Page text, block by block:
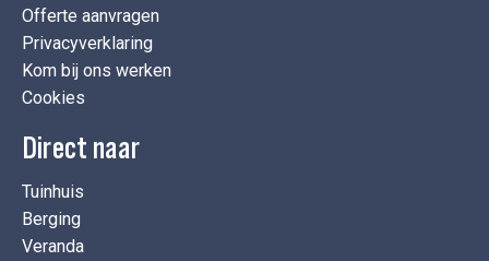
Offerte aanvragen
Privacyverklaring
Kom bij ons werken
Cookies
Direct naar
Tuinhuis
Berging
Veranda